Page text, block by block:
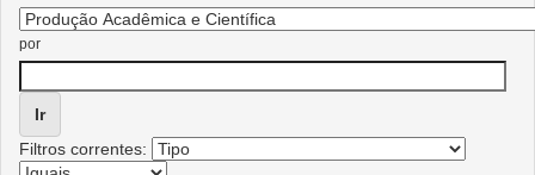
por
Filtros correntes: